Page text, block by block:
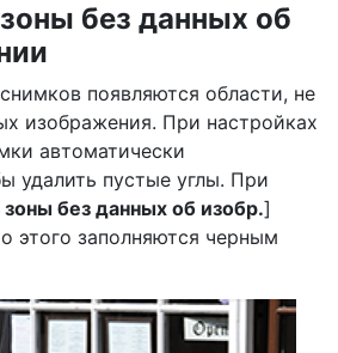
без данных об
появляются области, не
изображения. При настройках
автоматически
удалить пустые углы. При
без данных об изобр.]
этого заполняются черным